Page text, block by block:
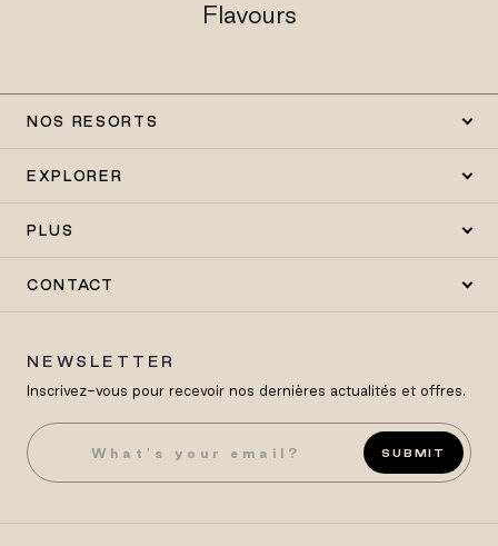
Flavours
NOS RESORTS
EXPLORER
PLUS
CONTACT
NEWSLETTER
Inscrivez-vous pour recevoir nos dernières actualités et offres.
SUBMIT